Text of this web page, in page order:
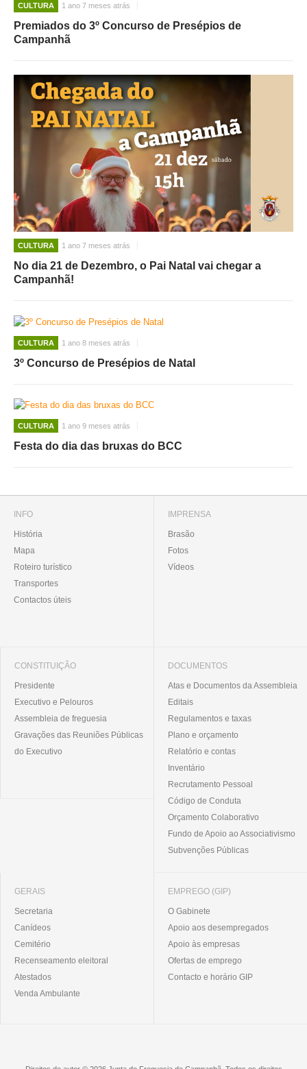
CULTURA 1 ano 7 meses atrás
Premiados do 3º Concurso de Presépios de
Campanhã
CULTURA 1 ano 7 meses atrás
No dia 21 de Dezembro, o Pai Natal vai chegar a
Campanhã!
CULTURA 1 ano 8 meses atrás
3º Concurso de Presépios de Natal
CULTURA 1 ano 9 meses atrás
Festa do dia das bruxas do BCC
INFO
História
Mapa
Roteiro turístico
Transportes
Contactos úteis
IMPRENSA
Brasão
Fotos
Vídeos
CONSTITUIÇÃO
Presidente
Executivo e Pelouros
Assembleia de freguesia
Gravações das Reuniões Públicas
do Executivo
DOCUMENTOS
Atas e Documentos da Assembleia
Editais
Regulamentos e taxas
Plano e orçamento
Relatório e contas
Inventário
Recrutamento Pessoal
Código de Conduta
Orçamento Colaborativo
Fundo de Apoio ao Associativismo
Subvenções Públicas
GERAIS
Secretaria
Canídeos
Cemitério
Recenseamento eleitoral
Atestados
Venda Ambulante
EMPREGO (GIP)
O Gabinete
Apoio aos desempregados
Apoio às empresas
Ofertas de emprego
Contacto e horário GIP